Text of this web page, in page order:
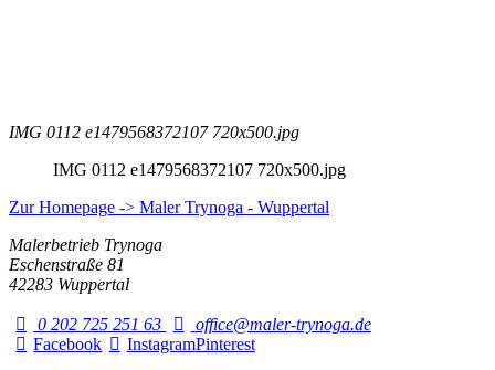
IMG 0112 e1479568372107 720x500.jpg
IMG 0112 e1479568372107 720x500.jpg
Zur Homepage -> Maler Trynoga - Wuppertal
Malerbetrieb Trynoga
Eschenstraße 81
42283 Wuppertal
0 202 725 251 63
office@maler-trynoga.de
Facebook
InstagramPinterest